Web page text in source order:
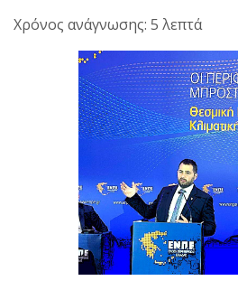
Χρόνος ανάγνωσης: 5 λεπτά